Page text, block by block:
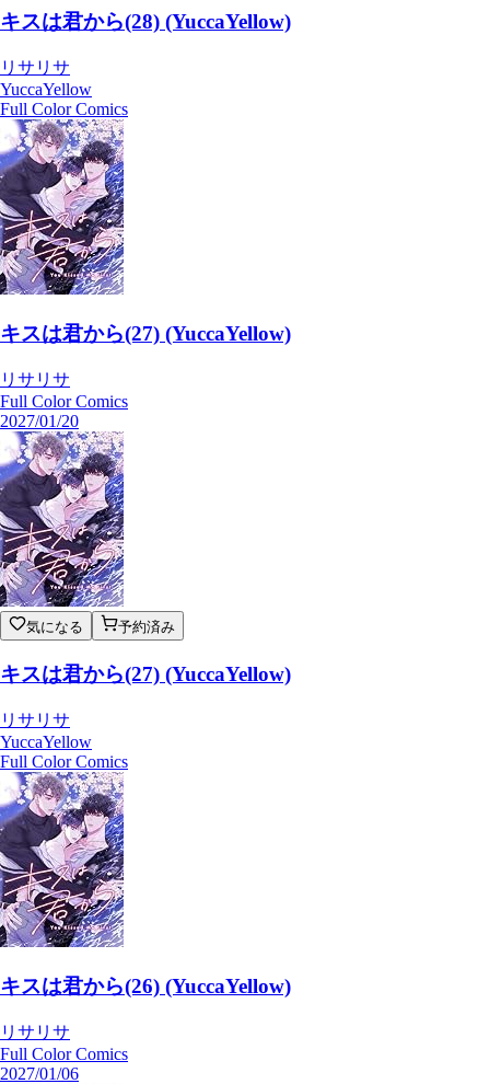
キスは君から(28) (YuccaYellow)
リサリサ
YuccaYellow
Full Color Comics
キスは君から(27) (YuccaYellow)
リサリサ
Full Color Comics
2027/01/20
気になる 予約済み
キスは君から(27) (YuccaYellow)
リサリサ
YuccaYellow
Full Color Comics
キスは君から(26) (YuccaYellow)
リサリサ
Full Color Comics
2027/01/06